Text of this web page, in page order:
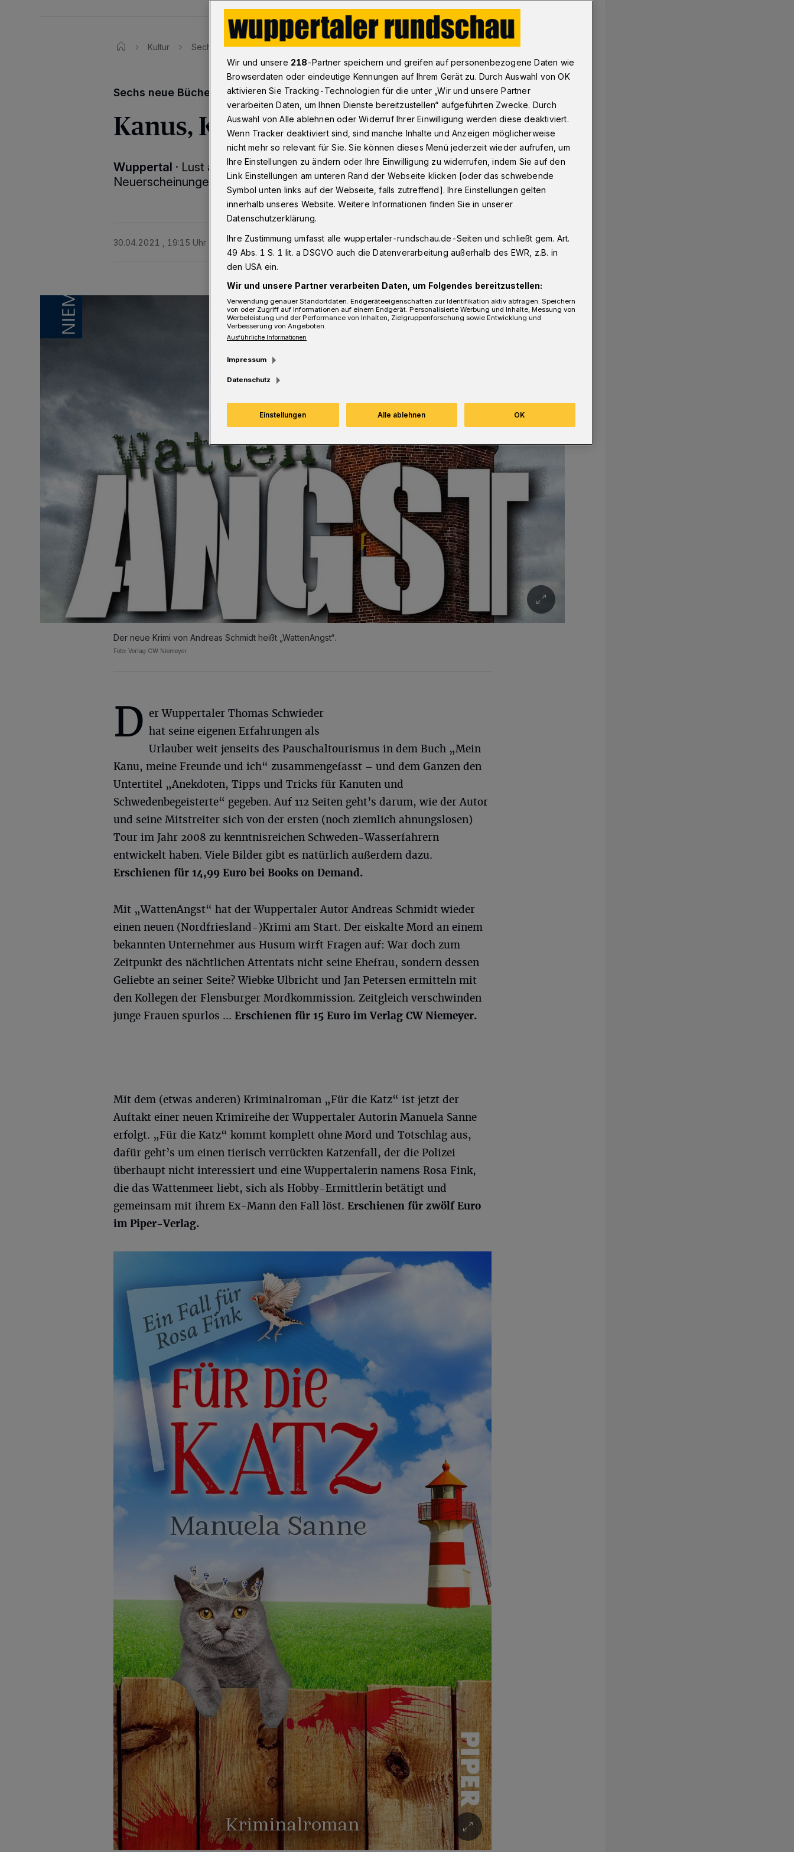
Kultur Sechs neue Bücher mit Wuppertal-Bezugr: Kanus, Katzen, Kriminalisten
Sechs neue Bücher
Kanus, Katzen, Kriminalisten
Wuppertal · Lust auf Lesen? Hier sind sechs ganz verschiedene
Neuerscheinungen mit jeweils individuellen Bezügen zu Wuppertal.
30.04.2021 , 19:15 Uhr 2 Minuten Lesezeit
Der neue Krimi von Andreas Schmidt heißt „WattenAngst“.
Foto: Verlag CW Niemeyer
D er Wuppertaler Thomas Schwieder
hat seine eigenen Erfahrungen als
Urlauber weit jenseits des Pauschaltourismus in dem Buch „Mein
Kanu, meine Freunde und ich“ zusammengefasst – und dem Ganzen den
Untertitel „Anekdoten, Tipps und Tricks für Kanuten und
Schwedenbegeisterte“ gegeben. Auf 112 Seiten geht’s darum, wie der Autor
und seine Mitstreiter sich von der ersten (noch ziemlich ahnungslosen)
Tour im Jahr 2008 zu kenntnisreichen Schweden-Wasserfahrern
entwickelt haben. Viele Bilder gibt es natürlich außerdem dazu.
Erschienen für 14,99 Euro bei Books on Demand.
Mit „WattenAngst“ hat der Wuppertaler Autor Andreas Schmidt wieder
einen neuen (Nordfriesland-)Krimi am Start. Der eiskalte Mord an einem
bekannten Unternehmer aus Husum wirft Fragen auf: War doch zum
Zeitpunkt des nächtlichen Attentats nicht seine Ehefrau, sondern dessen
Geliebte an seiner Seite? Wiebke Ulbricht und Jan Petersen ermitteln mit
den Kollegen der Flensburger Mordkommission. Zeitgleich verschwinden
junge Frauen spurlos ... Erschienen für 15 Euro im Verlag CW Niemeyer.
Mit dem (etwas anderen) Kriminalroman „Für die Katz“ ist jetzt der
Auftakt einer neuen Krimireihe der Wuppertaler Autorin Manuela Sanne
erfolgt. „Für die Katz“ kommt komplett ohne Mord und Totschlag aus,
dafür geht’s um einen tierisch verrückten Katzenfall, der die Polizei
überhaupt nicht interessiert und eine Wuppertalerin namens Rosa Fink,
die das Wattenmeer liebt, sich als Hobby-Ermittlerin betätigt und
gemeinsam mit ihrem Ex-Mann den Fall löst. Erschienen für zwölf Euro
im Piper-Verlag.
Wir und unsere 218-Partner speichern und greifen auf personenbezogene Daten wie
Browserdaten oder eindeutige Kennungen auf Ihrem Gerät zu. Durch Auswahl von OK
aktivieren Sie Tracking-Technologien für die unter „Wir und unsere Partner
verarbeiten Daten, um Ihnen Dienste bereitzustellen“ aufgeführten Zwecke. Durch
Auswahl von Alle ablehnen oder Widerruf Ihrer Einwilligung werden diese deaktiviert.
Wenn Tracker deaktiviert sind, sind manche Inhalte und Anzeigen möglicherweise
nicht mehr so relevant für Sie. Sie können dieses Menü jederzeit wieder aufrufen, um
Ihre Einstellungen zu ändern oder Ihre Einwilligung zu widerrufen, indem Sie auf den
Link Einstellungen am unteren Rand der Webseite klicken [oder das schwebende
Symbol unten links auf der Webseite, falls zutreffend]. Ihre Einstellungen gelten
innerhalb unseres Website. Weitere Informationen finden Sie in unserer
Datenschutzerklärung.
Ihre Zustimmung umfasst alle wuppertaler-rundschau.de-Seiten und schließt gem. Art.
49 Abs. 1 S. 1 lit. a DSGVO auch die Datenverarbeitung außerhalb des EWR, z.B. in
den USA ein.
Wir und unsere Partner verarbeiten Daten, um Folgendes bereitzustellen:
Verwendung genauer Standortdaten. Endgeräteeigenschaften zur Identifikation aktiv abfragen. Speichern
von oder Zugriff auf Informationen auf einem Endgerät. Personalisierte Werbung und Inhalte, Messung von
Werbeleistung und der Performance von Inhalten, Zielgruppenforschung sowie Entwicklung und
Verbesserung von Angeboten.
Ausführliche Informationen
Impressum
Datenschutz
Einstellungen Alle ablehnen OK